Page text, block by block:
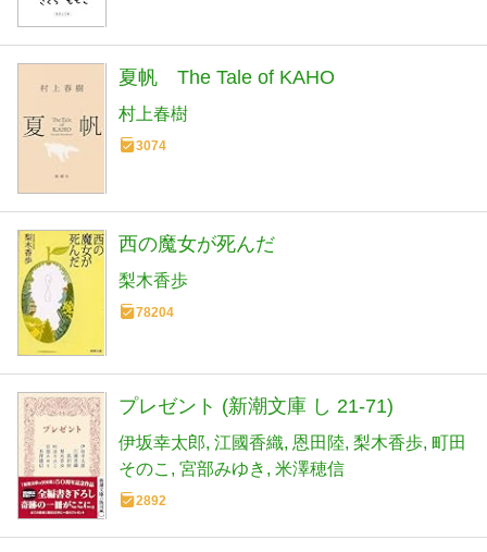
夏帆 The Tale of KAHO
村上春樹
3074
西の魔女が死んだ
梨木香歩
78204
プレゼント (新潮文庫 し 21-71)
伊坂幸太郎 江國香織 恩田陸 梨木香歩 町田
そのこ
宮部みゆき 米澤穂信
2892